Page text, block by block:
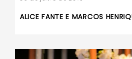
ALICE FANTE E MARCOS